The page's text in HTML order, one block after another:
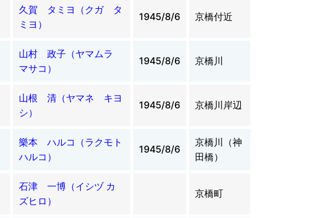
久賀 タミヨ（クガ タ
ミヨ）
1945/8/6 京橋付近
山村 政子（ヤマムラ
マサコ）
1945/8/6 京橋川
山根 清（ヤマネ キヨ
シ）
1945/8/6 京橋川岸辺
樂本 ハルコ（ラクモト
ハルコ）
1945/8/6
京橋川（神
田橋）
石津 一博（イシヅ カ
ズヒロ）
京橋町